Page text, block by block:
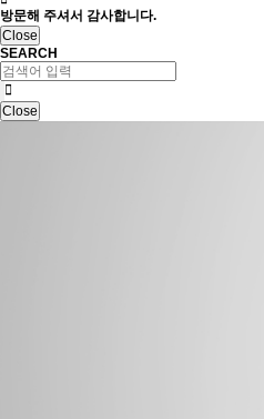
방문해 주셔서 감사합니다.
Close
SEARCH
Close